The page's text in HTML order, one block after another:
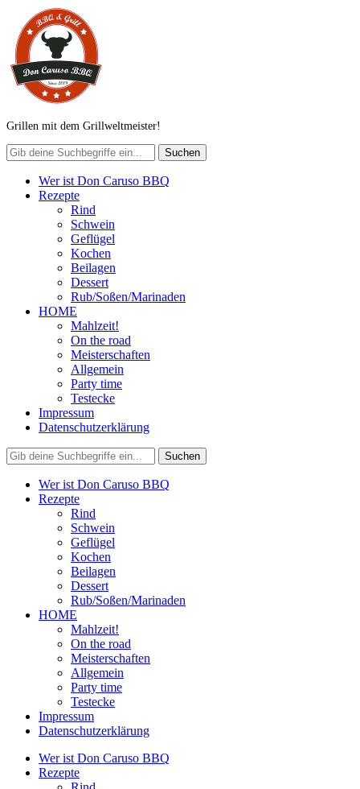
Grillen mit dem Grillweltmeister!
Wer ist Don Caruso BBQ
Rezepte
Rind
Schwein
Geflügel
Kochen
Beilagen
Dessert
Rub/Soßen/Marinaden
HOME
Mahlzeit!
On the road
Meisterschaften
Allgemein
Party time
Testecke
Impressum
Datenschutzerklärung
Wer ist Don Caruso BBQ
Rezepte
Rind
Schwein
Geflügel
Kochen
Beilagen
Dessert
Rub/Soßen/Marinaden
HOME
Mahlzeit!
On the road
Meisterschaften
Allgemein
Party time
Testecke
Impressum
Datenschutzerklärung
Wer ist Don Caruso BBQ
Rezepte